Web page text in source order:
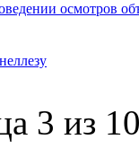
осмотров
3 из 10